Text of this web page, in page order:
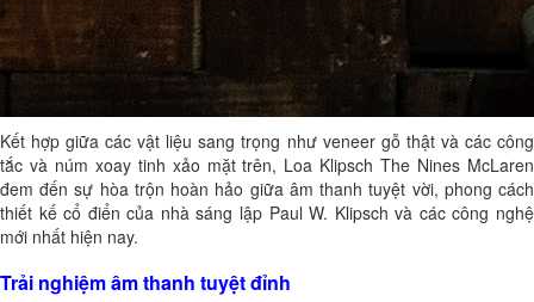
Kết hợp giữa các vật liệu sang trọng như veneer gỗ thật và các công
tắc và núm xoay tinh xảo mặt trên, Loa Klipsch The Nines McLaren
đem đến sự hòa trộn hoàn hảo giữa âm thanh tuyệt vời, phong cách
thiết kế cổ điển của nhà sáng lập Paul W. Klipsch và các công nghệ
mới nhất hiện nay.
Trải nghiệm âm thanh tuyệt đỉnh